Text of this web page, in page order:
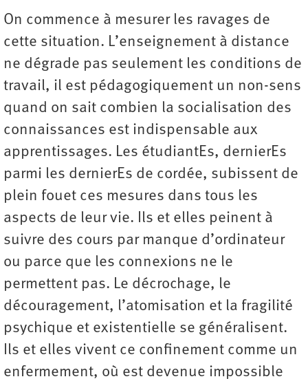
On commence à mesurer les ravages de
cette situation. L’enseignement à distance
ne dégrade pas seulement les conditions de
travail, il est pédagogiquement un non-sens
quand on sait combien la socialisation des
connaissances est indispensable aux
apprentissages. Les étudiantEs, dernierEs
parmi les dernierEs de cordée, subissent de
plein fouet ces mesures dans tous les
aspects de leur vie. Ils et elles peinent à
suivre des cours par manque d’ordinateur
ou parce que les connexions ne le
permettent pas. Le décrochage, le
découragement, l’atomisation et la fragilité
psychique et existentielle se généralisent.
Ils et elles vivent ce confinement comme un
enfermement, où est devenue impossible